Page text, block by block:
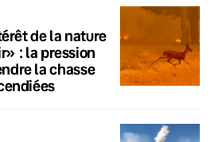
de la nature
: la pression
la chasse